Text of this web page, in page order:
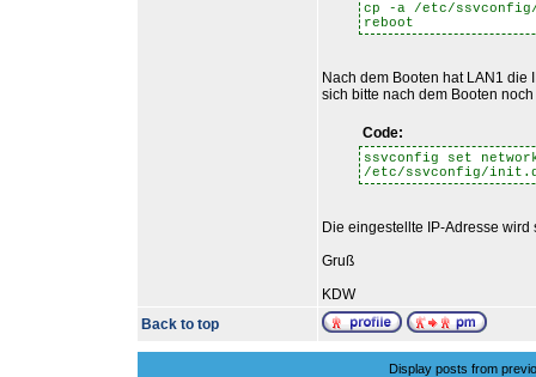
cp -a /etc/
reboot
Nach dem Booten hat LAN1
sich bitte nach dem Booten
Code:
ssvconfig set network
/etc/ssvconfig/
Die eingestellte IP-Adresse wird
Gruß
KDW
Back to top
Display posts from